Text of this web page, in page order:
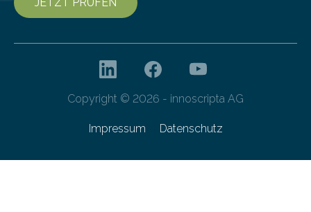
Copyright © 2026 - innoscripta AG
Impressum Datenschutz